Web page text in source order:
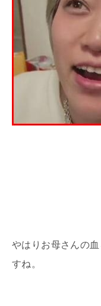
やはりお母さんの
すね。